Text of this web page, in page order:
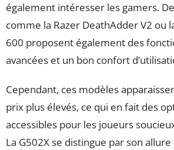
également intéresser les gamers.
comme la Razer DeathAdder V2 ou
600 proposent également des
avancées et un bon confort
Cependant, ces modèles
prix plus élevés, ce qui en fait des
accessibles pour les joueurs
La G502X se distingue par son